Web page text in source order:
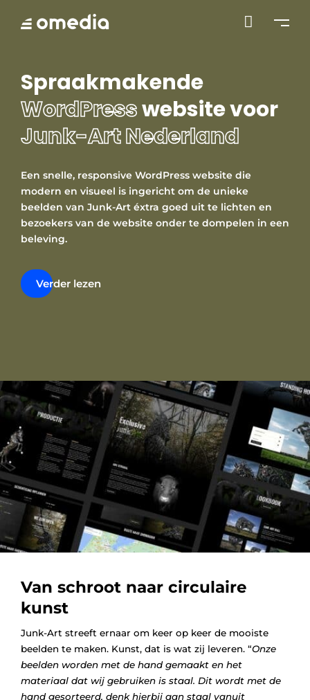

Spraakmakende
WordPresswebsite voor
Junk-Art Nederland
Een snelle, responsive WordPress website die
modern en visueel is ingericht om de unieke
beelden van Junk-Art éxtra goed uit te lichten en
bezoekers van de website onder te dompelen in een
beleving.
Verder lezen
Van schroot naar circulaire
kunst
Junk-Art streeft ernaar om keer op keer de mooiste
beelden te maken. Kunst, dat is wat zij leveren. “Onze
beelden worden met de hand gemaakt en het
materiaal dat wij gebruiken is staal. Dit wordt met de
hand gesorteerd, denk hierbij aan staal vanuit